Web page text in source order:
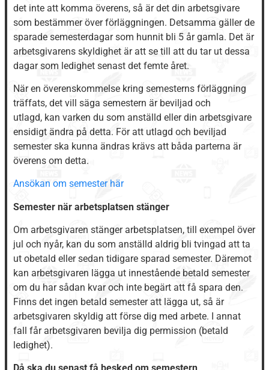
det inte att komma överens, så är det din arbetsgivare
som bestämmer över förläggningen. Detsamma gäller de
sparade semesterdagar som hunnit bli 5 år gamla. Det är
arbetsgivarens skyldighet är att se till att du tar ut dessa
dagar som ledighet senast det femte året.
När en överenskommelse kring semesterns förläggning
träffats, det vill säga semestern är beviljad och
utlagd, kan varken du som anställd eller din arbetsgivare
ensidigt ändra på detta. För att utlagd och beviljad
semester ska kunna ändras krävs att båda parterna är
överens om detta.
Ansökan om semester här
Semester när arbetsplatsen stänger
Om arbetsgivaren stänger arbetsplatsen, till exempel över
jul och nyår, kan du som anställd aldrig bli tvingad att ta
ut obetald eller sedan tidigare sparad semester. Däremot
kan arbetsgivaren lägga ut innestående betald semester
om du har sådan kvar och inte begärt att få spara den.
Finns det ingen betald semester att lägga ut, så är
arbetsgivaren skyldig att förse dig med arbete. I annat
fall får arbetsgivaren bevilja dig permission (betald
ledighet).